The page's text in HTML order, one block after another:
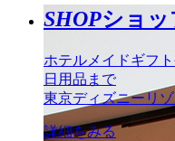
SHOPショッ
ホテルメイドギフ
日用品まで
東京ディズニーリ
詳細をみる